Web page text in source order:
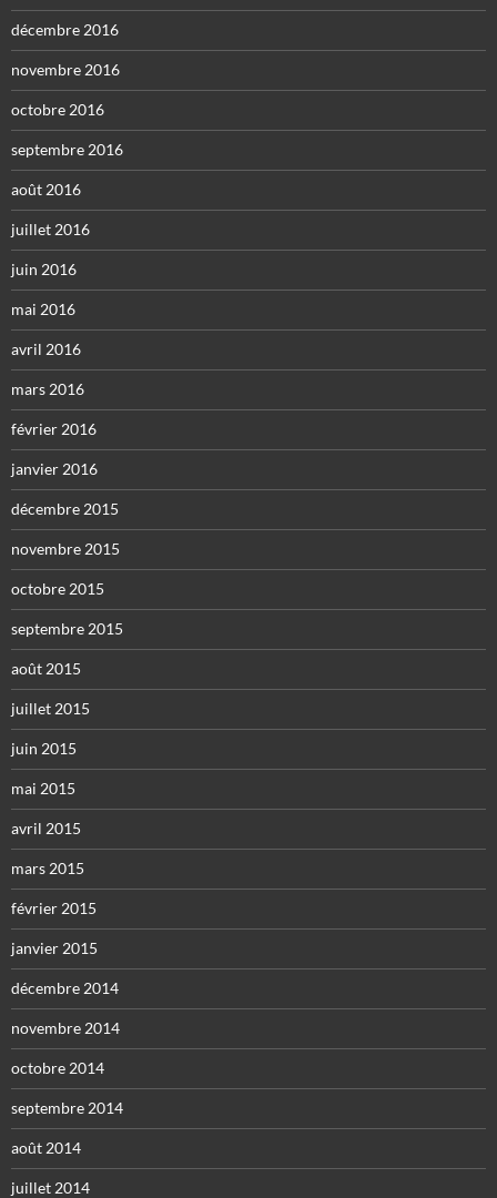
décembre 2016
novembre 2016
octobre 2016
septembre 2016
août 2016
juillet 2016
juin 2016
mai 2016
avril 2016
mars 2016
février 2016
janvier 2016
décembre 2015
novembre 2015
octobre 2015
septembre 2015
août 2015
juillet 2015
juin 2015
mai 2015
avril 2015
mars 2015
février 2015
janvier 2015
décembre 2014
novembre 2014
octobre 2014
septembre 2014
août 2014
juillet 2014